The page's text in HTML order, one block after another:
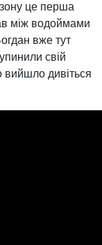
це перша
між водоймами
вже тут
свій
вийшло дивіться